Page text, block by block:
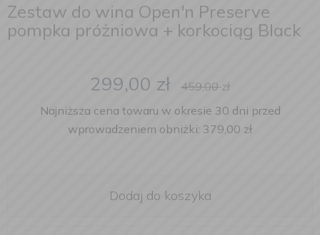
Zestaw do wina Open'n Preserve
pompka próżniowa + korkociąg Black
299,00 zł 459,00zł
Najniższa cena towaru w okresie 30 dni przed
wprowadzeniem obniżki: 379,00 zł
Dodaj do koszyka